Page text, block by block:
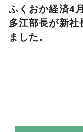
ふくおか経済4
多江部長が新社
ました。